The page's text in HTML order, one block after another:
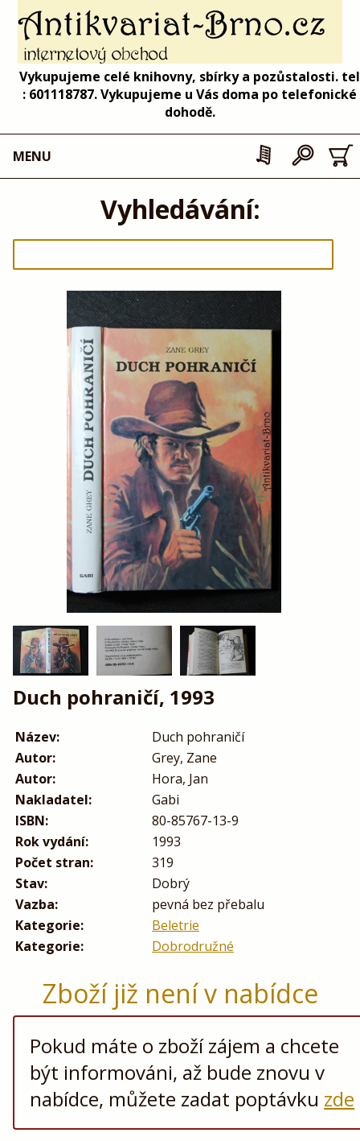
Vykupujeme celé knihovny, sbírky a pozůstalosti. tel
: 601118787. Vykupujeme u Vás doma po telefonické
dohodě.
MENU
Vyhledávání:
Duch pohraničí, 1993
Název:
Duch pohraničí
Autor:
Grey, Zane
Autor:
Hora, Jan
Nakladatel:
Gabi
ISBN:
80-85767-13-9
Rok vydání:
1993
Počet stran:
319
Stav:
Dobrý
Vazba:
pevná bez přebalu
Kategorie:
Beletrie
Kategorie:
Dobrodružné
Zboží již není v nabídce
Pokud máte o zboží zájem a chcete
být informováni, až bude znovu v
nabídce, můžete zadat poptávku zde